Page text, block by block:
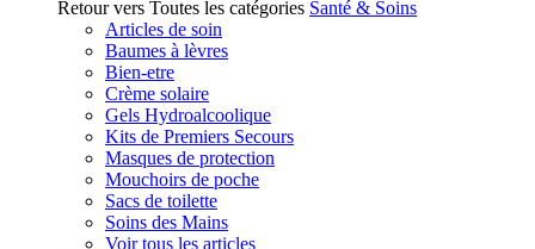
Retour vers Toutes les catégories Santé & Soins
Articles de soin
Baumes à lèvres
Bien-etre
Crème solaire
Gels Hydroalcoolique
Kits de Premiers Secours
Masques de protection
Mouchoirs de poche
Sacs de toilette
Soins des Mains
Voir tous les articles